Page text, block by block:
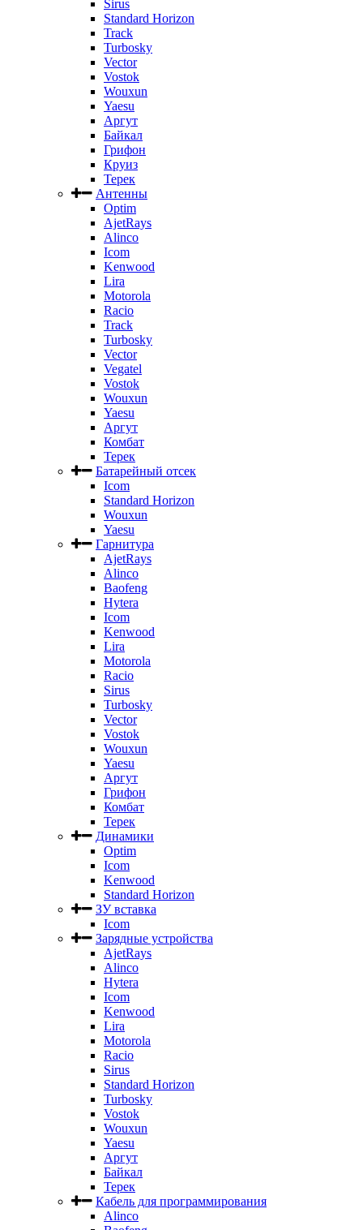
Sirus
Standard Horizon
Track
Turbosky
Vector
Vostok
Wouxun
Yaesu
Аргут
Байкал
Грифон
Круиз
Терек
Антенны
Optim
AjetRays
Alinco
Icom
Kenwood
Lira
Motorola
Racio
Track
Turbosky
Vector
Vegatel
Vostok
Wouxun
Yaesu
Аргут
Комбат
Терек
Батарейный отсек
Icom
Standard Horizon
Wouxun
Yaesu
Гарнитура
AjetRays
Alinco
Baofeng
Hytera
Icom
Kenwood
Lira
Motorola
Racio
Sirus
Turbosky
Vector
Vostok
Wouxun
Yaesu
Аргут
Грифон
Комбат
Терек
Динамики
Optim
Icom
Kenwood
Standard Horizon
ЗУ вставка
Icom
Зарядные устройства
AjetRays
Alinco
Hytera
Icom
Kenwood
Lira
Motorola
Racio
Sirus
Standard Horizon
Turbosky
Vostok
Wouxun
Yaesu
Аргут
Байкал
Терек
Кабель для программирования
Alinco